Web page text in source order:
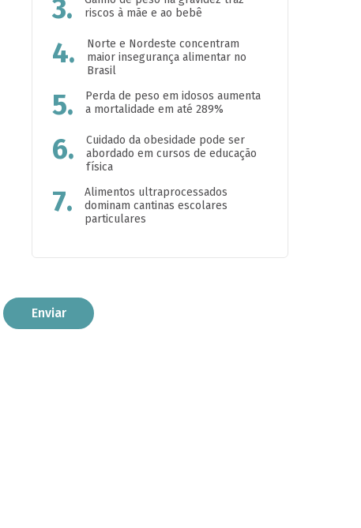
3.
riscos à mãe e ao bebê
4.
Norte e Nordeste concentram
maior insegurança alimentar no
Brasil
5.
Perda de peso em idosos aumenta
a mortalidade em até 289%
6.
Cuidado da obesidade pode ser
abordado em cursos de educação
física
7.
Alimentos ultraprocessados
dominam cantinas escolares
particulares